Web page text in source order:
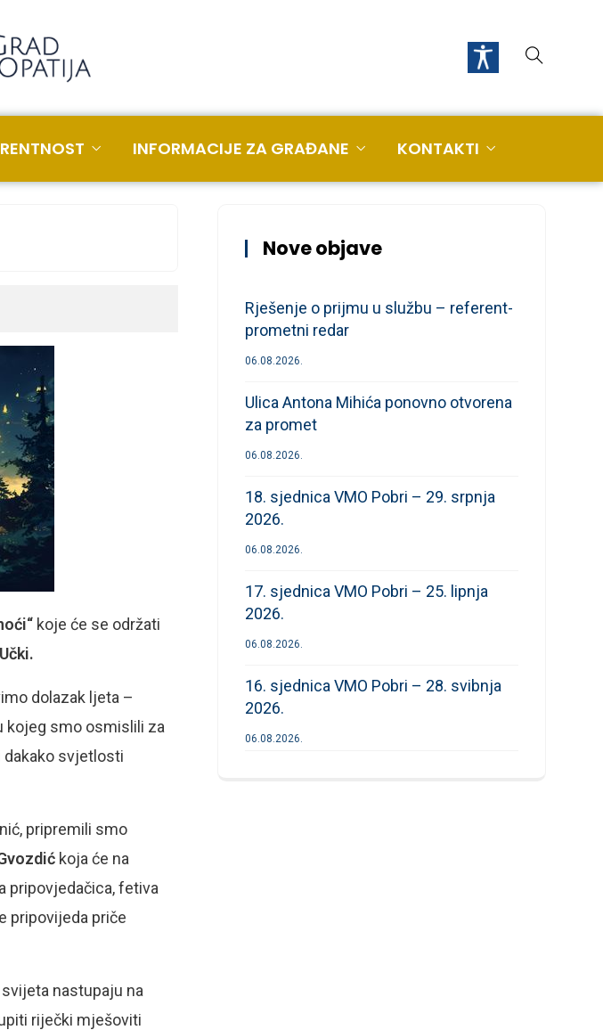
INFORMACIJE ZA GRAĐANE KONTAKTI
koje će se održati
dolazak ljeta –
kojeg smo osmislili za
dakako svjetlosti
pripremili smo
koja će na
pripovjedačica, fetiva
pripovijeda priče
nastupaju na
riječki mješoviti
Nove objave
Rješenje o prijmu u službu – referent-
prometni redar
06.08.2026.
Ulica Antona Mihića ponovno otvorena
za promet
06.08.2026.
18. sjednica VMO Pobri – 29. srpnja
2026.
06.08.2026.
17. sjednica VMO Pobri – 25. lipnja
2026.
06.08.2026.
16. sjednica VMO Pobri – 28. svibnja
2026.
06.08.2026.